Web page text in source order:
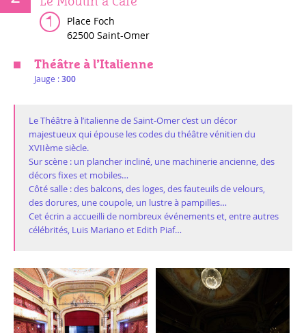
Place Foch
62500 Saint-Omer
Théâtre à l’Italienne
Jauge :300
Le Théâtre à l’italienne de Saint-Omer c’est un décor
majestueux qui épouse les codes du théâtre vénitien du
XVIIème siècle.
Sur scène : un plancher incliné, une machinerie ancienne, des
décors fixes et mobiles…
Côté salle : des balcons, des loges, des fauteuils de velours,
des dorures, une coupole, un lustre à pampilles…
Cet écrin a accueilli de nombreux événements et, entre autres
célébrités, Luis Mariano et Edith Piaf…